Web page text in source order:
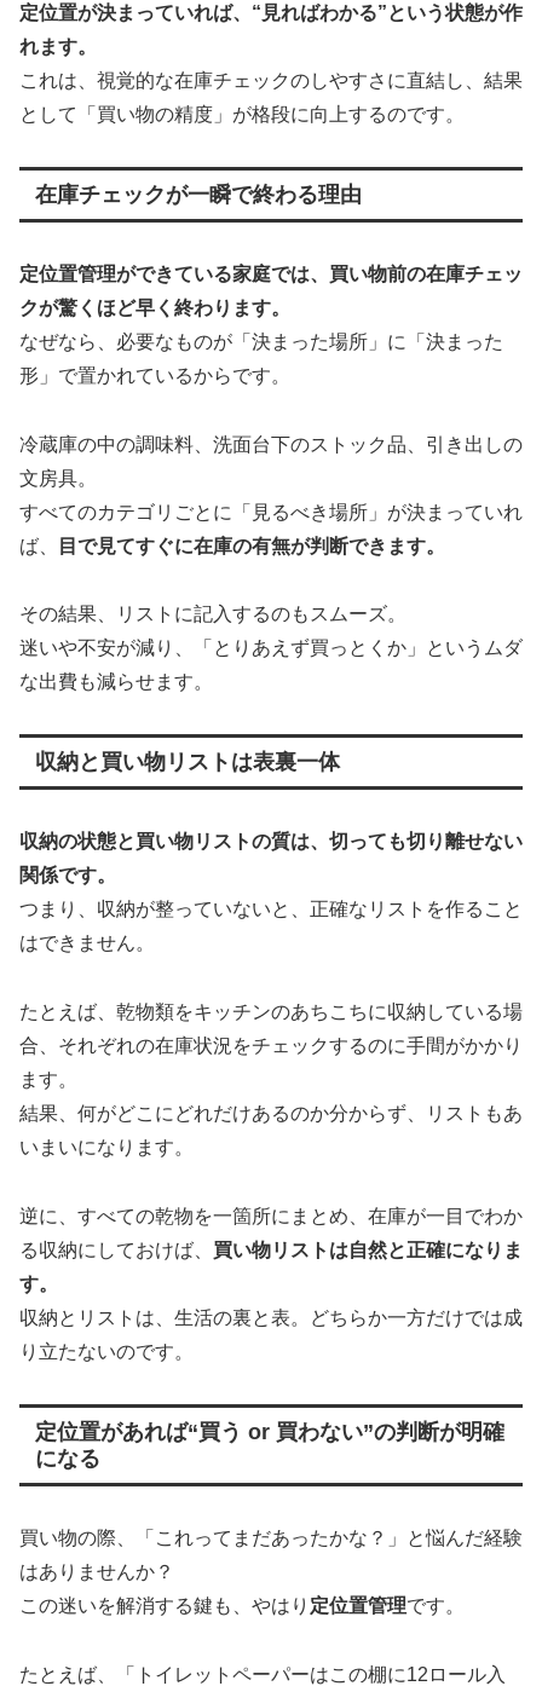
定位置が決まっていれば、“見ればわかる”という状態が作
れます。
これは、視覚的な在庫チェックのしやすさに直結し、結果
として「買い物の精度」が格段に向上するのです。
在庫チェックが一瞬で終わる理由
定位置管理ができている家庭では、買い物前の在庫チェッ
クが驚くほど早く終わります。
なぜなら、必要なものが「決まった場所」に「決まった
形」で置かれているからです。
冷蔵庫の中の調味料、洗面台下のストック品、引き出しの
文房具。
すべてのカテゴリごとに「見るべき場所」が決まっていれ
ば、
目で見てすぐに在庫の有無が判断できます。
その結果、リストに記入するのもスムーズ。
迷いや不安が減り、「とりあえず買っとくか」というムダ
な出費も減らせます。
収納と買い物リストは表裏一体
収納の状態と買い物リストの質は、切っても切り離せない
関係です。
つまり、収納が整っていないと、正確なリストを作ること
はできません。
たとえば、乾物類をキッチンのあちこちに収納している場
合、それぞれの在庫状況をチェックするのに手間がかかり
ます。
結果、何がどこにどれだけあるのか分からず、リストもあ
いまいになります。
逆に、すべての乾物を一箇所にまとめ、在庫が一目でわか
る収納にしておけば、 買い物リストは自然と正確になりま
す。
収納とリストは、生活の裏と表。どちらか一方だけでは成
り立たないのです。
定位置があれば“買う or 買わない”の判断が明確
になる
買い物の際、「これってまだあったかな？」と悩んだ経験
はありませんか？
この迷いを解消する鍵も、やはり 定位置管理です。
たとえば、「トイレットペーパーはこの棚に12ロール入